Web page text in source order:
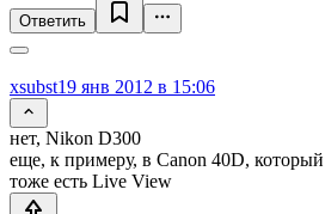
Ответить
xsubst19 янв 2012 в 15:06
нет, Nikon D300
еще, к примеру, в Canon 40D,
тоже есть Live View